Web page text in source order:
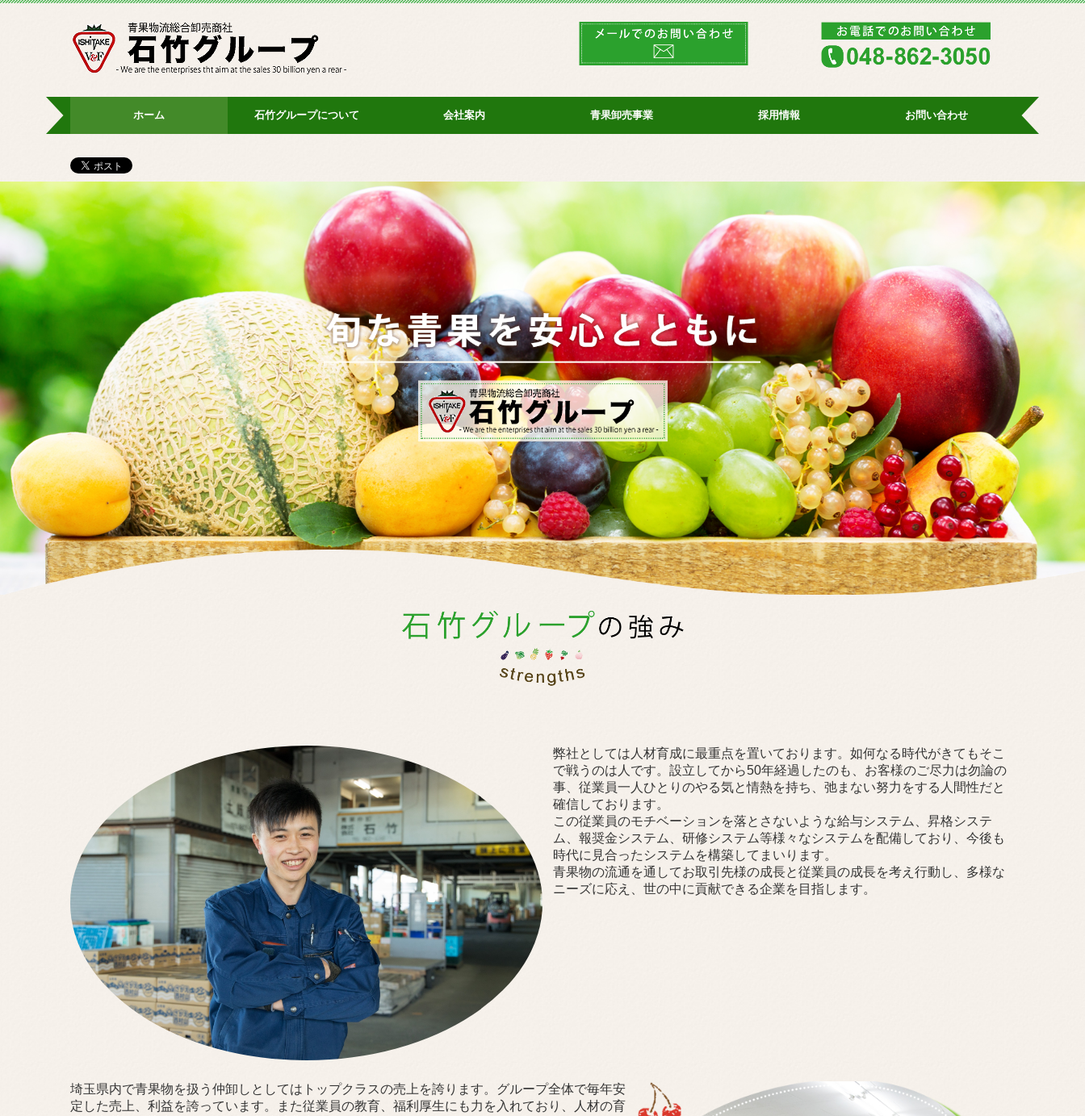
ホーム 石竹グループについて 会社案内 青果卸売事業 採用情報 お問い合わせ
弊社としては人材育成に最重点を置いております。如何なる時代がきてもそこ
で戦うのは人です。設立してから50年経過したのも、お客様のご尽力は勿論の
事、従業員一人ひとりのやる気と情熱を持ち、弛まない努力をする人間性だと
確信しております。
この従業員のモチベーションを落とさないような給与システム、昇格システ
ム、報奨金システム、研修システム等様々なシステムを配備しており、今後も
時代に見合ったシステムを構築してまいります。
青果物の流通を通してお取引先様の成長と従業員の成長を考え行動し、多様な
ニーズに応え、世の中に貢献できる企業を目指します。
埼玉県内で青果物を扱う仲卸しとしてはトップクラスの売上を誇ります。グループ全体で毎年安
定した売上、利益を誇っています。また従業員の教育、福利厚生にも力を入れており、人材の育